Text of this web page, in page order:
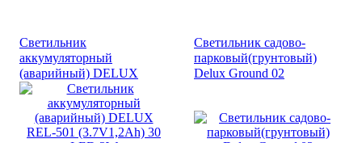
Светильник
аккумуляторный
(аварийный) DELUX
REL-501 (3.7V1,2Ah) 30
LED 2W
Светильник садово-
парковый(грунтовый)
Delux Ground 02